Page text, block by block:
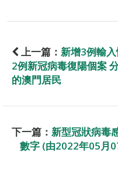
上一篇： 新增3例輸
2例新冠病毒復陽個案
的澳門居民
下一篇： 新型冠狀病毒
數字 (由2022年05月